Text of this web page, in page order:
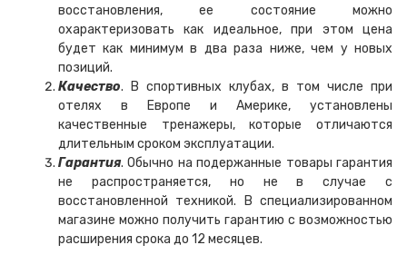
восстановления, ее состояние можно
охарактеризовать как идеальное, при этом цена
будет как минимум в два раза ниже, чем у новых
позиций.
Качество. В спортивных клубах, в том числе при
отелях в Европе и Америке, установлены
качественные тренажеры, которые отличаются
длительным сроком эксплуатации.
Гарантия. Обычно на подержанные товары гарантия
не распространяется, но не в случае с
восстановленной техникой. В специализированном
магазине можно получить гарантию с возможностью
расширения срока до 12 месяцев.